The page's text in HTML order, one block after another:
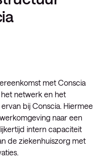
met Conscia
netwerk en het
bij Conscia. Hiermee
naar een
intern capaciteit
de ziekenhuiszorg met